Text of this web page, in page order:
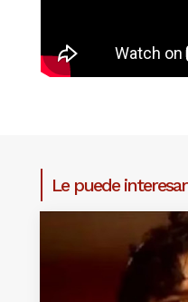
Le puede interesar